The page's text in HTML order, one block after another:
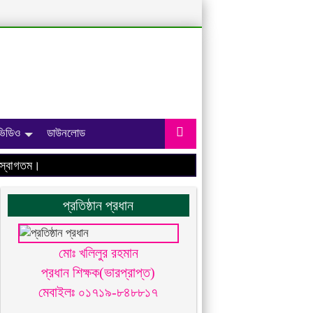
ডাউনলোড
প্রতিষ্ঠান প্রধান
মোঃ খলিলুর রহমান
প্রধান শিক্ষক(ভারপ্রাপ্ত)
মেবাইলঃ ০১৭১৯-৮৪৮৮১৭